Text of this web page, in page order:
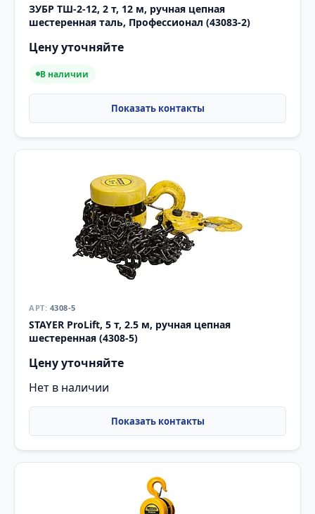
ЗУБР ТШ-2-12, 2 т, 12 м, ручная цепная
шестеренная таль, Профессионал (43083-2)
Цену уточняйте
В наличии
4308-5
STAYER ProLift, 5 т, 2.5 м, ручная цепная
шестеренная (4308-5)
Цену уточняйте
Нет в наличии